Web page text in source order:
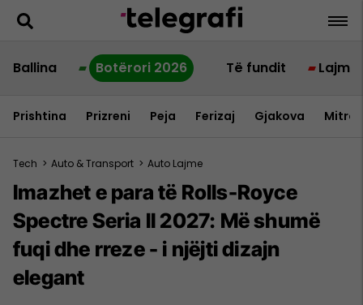
Ballina Botërori 2026 Të fundit Lajme
Prishtina Prizreni Peja Ferizaj Gjakova
Tech > Auto & Transport > Auto Lajme
Imazhet e para të Rolls-Royce
Spectre Seria II 2027: Më shumë
fuqi dhe rreze - i njëjti dizajn
elegant